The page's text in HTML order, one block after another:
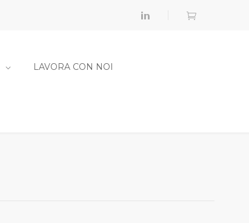
LAVORA CON NOI